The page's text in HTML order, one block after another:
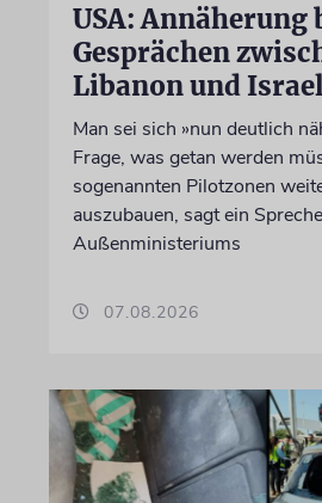
USA: Annäherung
Gesprächen
Libanon und Israel
Man sei sich »nun deutlich
Frage, was getan werden
sogenannten Pilotzonen
auszubauen, sagt ein
Außenministeriums
07.08.2026